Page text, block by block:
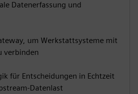
Datenerfassung und
um Werkstattsysteme mit
verbinden
für Entscheidungen in Echtzeit
Datenlast